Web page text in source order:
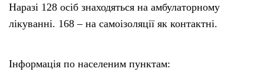
Наразі 128 осіб знаходяться на амбулаторному
лікуванні. 168 – на самоізоляції як контактні.
Інформація по населеним пунктам: